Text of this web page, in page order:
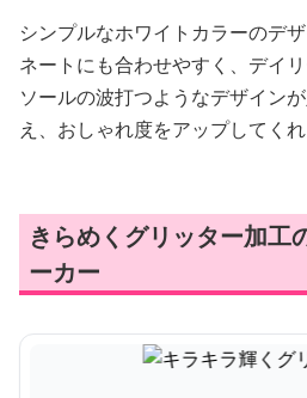
シンプルなホワイトカラーのデ
ネートにも合わせやすく、デイ
ソールの波打つようなデザイン
え、おしゃれ度をアップしてく
きらめくグリッター加工
ーカー